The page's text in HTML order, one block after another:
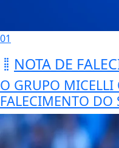
01
NOTA DE
O GRUPO
FALECIMENTO DO